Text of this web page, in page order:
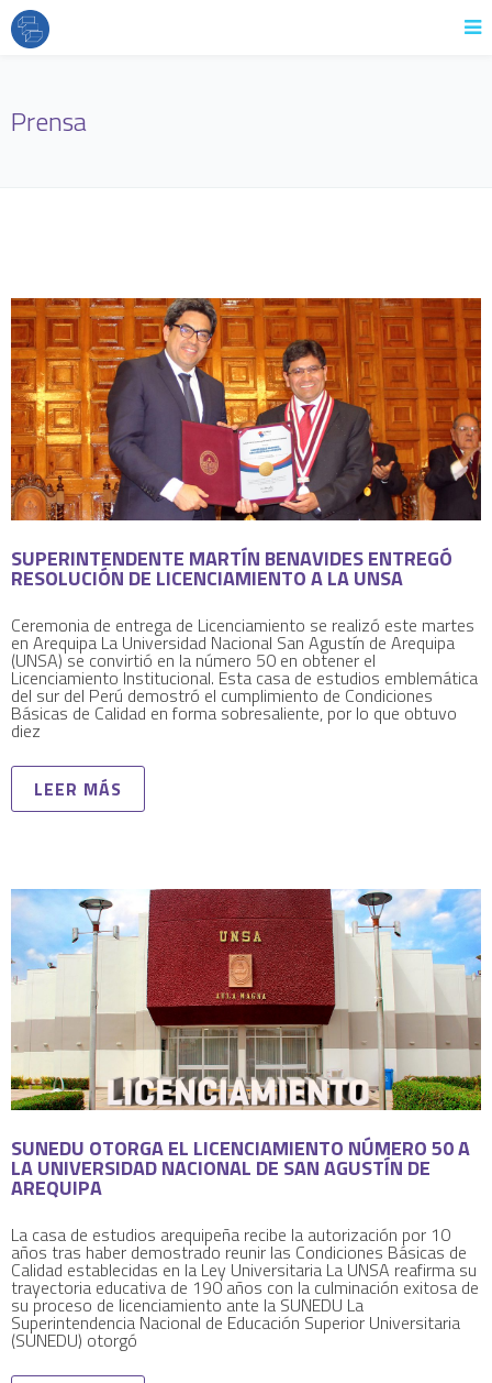
Prensa
SUPERINTENDENTE MARTÍN BENAVIDES ENTREGÓ
RESOLUCIÓN DE LICENCIAMIENTO A LA UNSA
Ceremonia de entrega de Licenciamiento se realizó este martes
en Arequipa La Universidad Nacional San Agustín de Arequipa
(UNSA) se convirtió en la número 50 en obtener el
Licenciamiento Institucional. Esta casa de estudios emblemática
del sur del Perú demostró el cumplimiento de Condiciones
Básicas de Calidad en forma sobresaliente, por lo que obtuvo
diez
LEER MÁS
SUNEDU OTORGA EL LICENCIAMIENTO NÚMERO 50 A
LA UNIVERSIDAD NACIONAL DE SAN AGUSTÍN DE
AREQUIPA
La casa de estudios arequipeña recibe la autorización por 10
años tras haber demostrado reunir las Condiciones Básicas de
Calidad establecidas en la Ley Universitaria La UNSA reafirma su
trayectoria educativa de 190 años con la culminación exitosa de
su proceso de licenciamiento ante la SUNEDU La
Superintendencia Nacional de Educación Superior Universitaria
(SUNEDU) otorgó